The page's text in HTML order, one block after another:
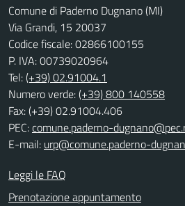
Comune di Paderno Dugnano (MI)
Via Grandi, 15 20037
Codice fiscale: 02866100155
P. IVA: 00739020964
Tel:(+39) 02.91004.1
Numero verde:(+39) 800 140558
Fax: (+39) 02.91004.406
PEC:comune.paderno-
E-mail: urp@comune.paderno-
Leggi le FAQ
Prenotazione appuntamento